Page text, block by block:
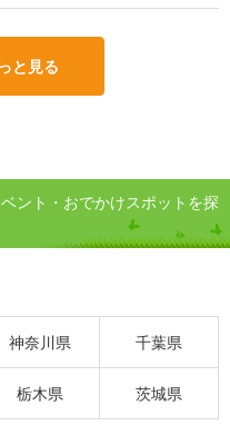
と見る
ント・おでかけスポットを探
神奈川県 千葉県
栃木県 茨城県